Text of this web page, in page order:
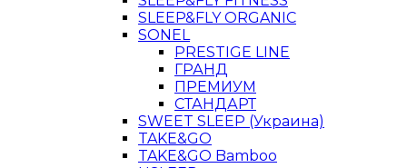
SLEEP&FLY ORGANIC
SONEL
PRESTIGE LINE
ГРАНД
ПРЕМИУМ
СТАНДАРТ
SWEET SLEEP (Украина)
TAKE&GO
TAKE&GO Bamboo